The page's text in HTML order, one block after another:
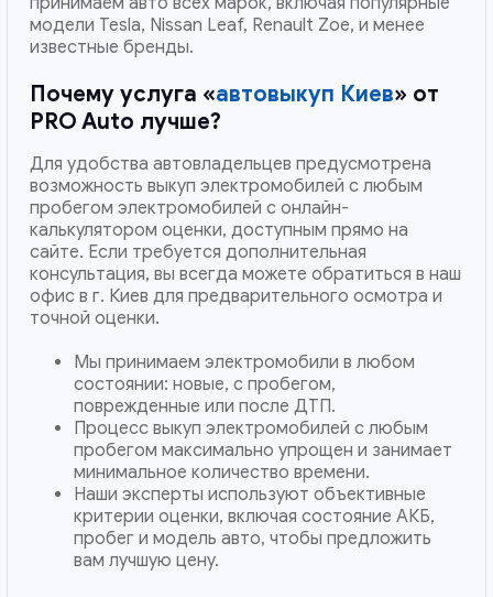
модели Tesla, Nissan Leaf, Renault Zoe, и менее
известные бренды.
Почему услуга «автовыкуп Киев» от
PRO Auto лучше?
Для удобства автовладельцев предусмотрена
возможность выкуп электромобилей с любым
пробегом электромобилей с онлайн-
калькулятором оценки, доступным прямо на
сайте. Если требуется дополнительная
консультация, вы всегда можете обратиться в наш
офис в г. Киев для предварительного осмотра и
точной оценки.
Мы принимаем электромобили в любом
состоянии: новые, с пробегом,
поврежденные или после ДТП.
Процесс выкуп электромобилей с любым
пробегом максимально упрощен и занимает
минимальное количество времени.
Наши эксперты используют объективные
критерии оценки, включая состояние АКБ,
пробег и модель авто, чтобы предложить
вам лучшую цену.